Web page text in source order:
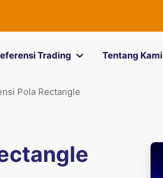
Trading Tentang Kami
Pola Rectangle